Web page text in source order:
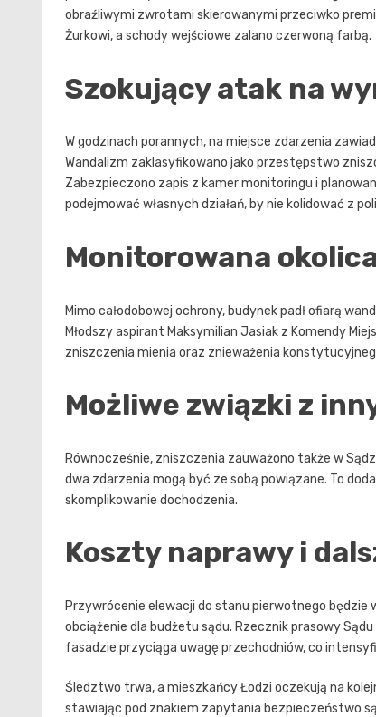
obraźliwymi zwrotami skierowanymi przeciwko
Żurkowi, a schody wejściowe zalano czerwoną farbą.
Szokujący atak na
W godzinach porannych, na miejsce zdarzenia
Wandalizm zaklasyfikowano jako przestępstwo
Zabezpieczono zapis z kamer monitoringu i
podejmować własnych działań, by nie kolidować z
Monitorowana
Mimo całodobowej ochrony, budynek padł ofiarą
Młodszy aspirant Maksymilian Jasiak z Komendy
zniszczenia mienia oraz znieważenia
Możliwe związki z
Równocześnie, zniszczenia zauważono także w
dwa zdarzenia mogą być ze sobą powiązane. To
skomplikowanie dochodzenia.
Koszty naprawy i
Przywrócenie elewacji do stanu pierwotnego będzie
obciążenie dla budżetu sądu. Rzecznik prasowy
fasadzie przyciąga uwagę przechodniów, co
Śledztwo trwa, a mieszkańcy Łodzi oczekują na
stawiając pod znakiem zapytania bezpieczeństwo